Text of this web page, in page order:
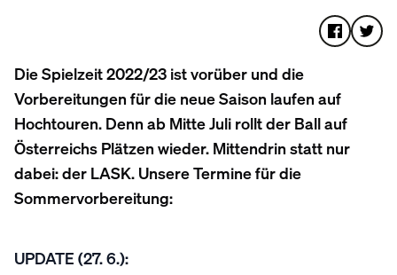
Die Spielzeit 2022/23 ist vorüber und die
Vorbereitungen für die neue Saison laufen auf
Hochtouren. Denn ab Mitte Juli rollt der Ball auf
Österreichs Plätzen wieder. Mittendrin statt nur
dabei: der LASK. Unsere Termine für die
Sommervorbereitung:
UPDATE (27. 6.):